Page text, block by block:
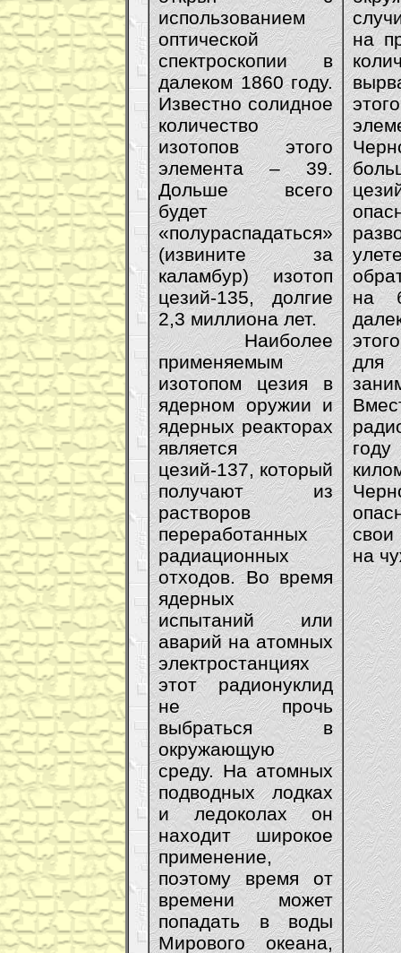
использованием
оптической
спектроскопии в
далеком 1860 году.
Известно солидное
количество
изотопов этого
элемента – 39.
Дольше всего
будет
«полураспадаться»
(извините за
каламбур) изотоп
цезий-135, долгие
2,3 миллиона лет.
Наиболее
применяемым
изотопом цезия в
ядерном оружии и
ядерных реакторах
является
цезий-137, который
получают из
растворов
переработанных
радиационных
отходов. Во время
ядерных
испытаний или
аварий на атомных
электростанциях
этот радионуклид
не прочь
выбраться в
окружающую
среду. На атомных
подводных лодках
и ледоколах он
находит широкое
применение,
поэтому время от
времени может
попадать в воды
Мирового океана,
на
на
для
свои
на